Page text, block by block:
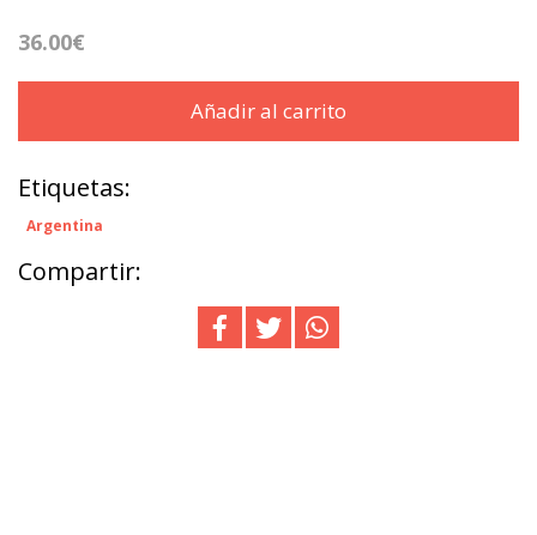
36.00€
Añadir al carrito
Etiquetas:
Argentina
Compartir: